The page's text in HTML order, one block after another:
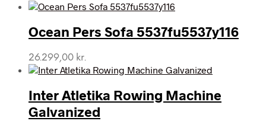
Ocean Pers Sofa 5537fu5537y116
26.299,00 kr.
Inter Atletika Rowing Machine
Galvanized